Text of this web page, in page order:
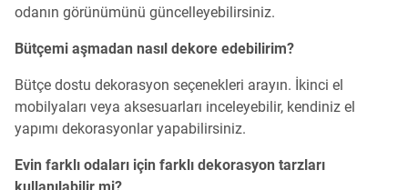
odanın görünümünü güncelleyebilirsiniz.
Bütçemi aşmadan nasıl dekore edebilirim?
Bütçe dostu dekorasyon seçenekleri arayın. İkinci el
mobilyaları veya aksesuarları inceleyebilir, kendiniz el
yapımı dekorasyonlar yapabilirsiniz.
Evin farklı odaları için farklı dekorasyon tarzları